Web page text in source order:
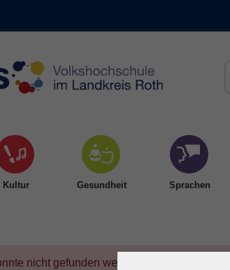
Kultur Gesundheit Sprachen
nicht gefunden werden.